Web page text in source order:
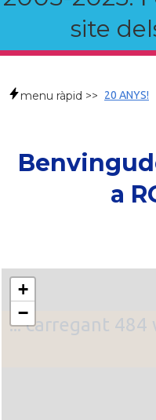
site
menu ràpid >> 20 ANYS!
a
... carregant 484
+
−